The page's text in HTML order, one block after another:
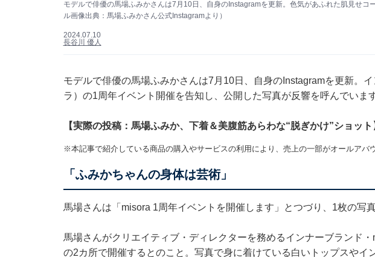
モデルで俳優の馬場ふみかさんは7月10日、自身のInstagramを更新。色気があふれた肌見せコ
ル画像出典：馬場ふみかさん公式Instagramより）
2024.07.10
長谷川 優人
モデルで俳優の馬場ふみかさんは7月10日、自身のInstagramを更新。
ラ）の1周年イベント開催を告知し、公開した写真が反響を呼んでいます
【実際の投稿：馬場ふみか、下着＆美腹筋あらわな“脱ぎかけ”ショット
※本記事で紹介している商品の購入やサービスの利用により、売上の一部がオールアバ
「ふみかちゃんの身体は芸術」
馬場さんは「misora 1周年イベントを開催します」とつづり、1枚の写
馬場さんがクリエイティブ・ディレクターを務めるインナーブランド
の2カ所で開催するとのこと。写真で身に着けている白いトップスやイ